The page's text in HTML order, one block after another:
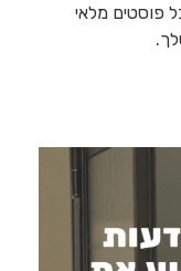
פוסטים מלאי